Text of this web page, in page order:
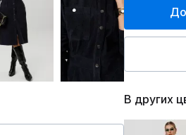
В других